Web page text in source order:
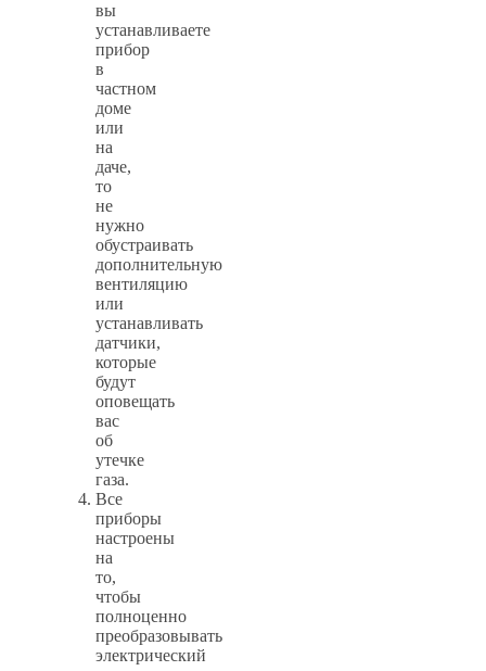
вы
устанавливаете
прибор
в
частном
доме
или
на
даче,
то
не
нужно
обустраивать
дополнительную
вентиляцию
или
устанавливать
датчики,
которые
будут
оповещать
вас
об
утечке
газа.
Все
приборы
настроены
на
то,
чтобы
полноценно
преобразовывать
электрический